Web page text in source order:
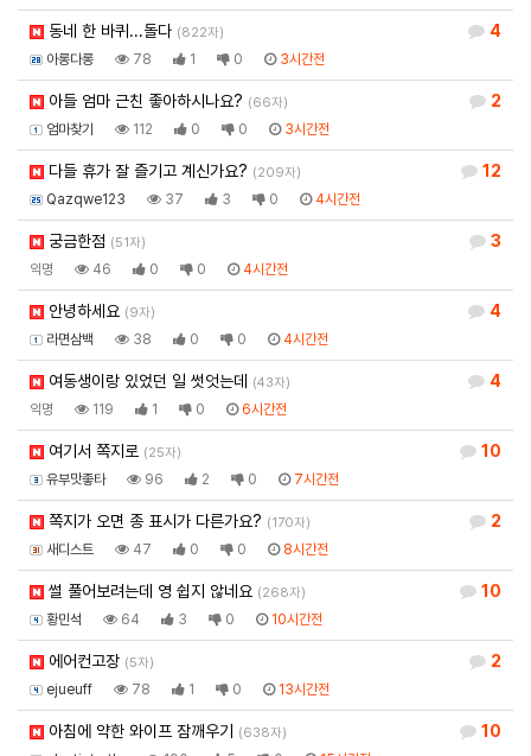
4
동네 한 바퀴...돌다 (822자)
아롱다롱 78 1 0 3시간전
2
아들 엄마 근친 좋아하시나요? (66자)
엄마찾기 112 0 0 3시간전
12
다들 휴가 잘 즐기고 계신가요? (209자)
Qazqwe123 37 3 0 4시간전
3
궁금한점 (51자)
익명 46 0 0 4시간전
4
안녕하세요 (9자)
라면삼백 38 0 0 4시간전
4
여동생이랑 있었던 일 썻엇는데 (43자)
익명 119 1 0 6시간전
10
여기서 쪽지로 (25자)
유부맛좋타 96 2 0 7시간전
2
쪽지가 오면 종 표시가 다른가요? (170자)
새디스트 47 0 0 8시간전
10
썰 풀어보려는데 영 쉽지 않네요 (268자)
황민석 64 3 0 10시간전
2
에어컨고장 (5자)
ejueuff 78 1 0 13시간전
10
아침에 약한 와이프 잠깨우기 (638자)